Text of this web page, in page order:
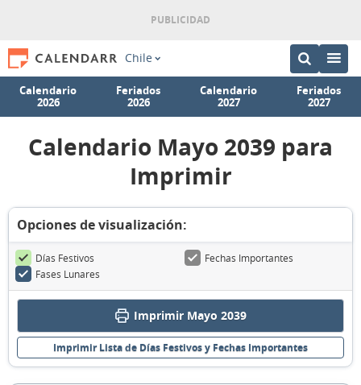
Chile
Calendario
2026
Feriados
2026
Calendario
2027
Feriados
2027
Calendario Mayo 2039 para
Imprimir
Opciones de visualización:
Días Festivos
Fechas Importantes
Fases Lunares
Imprimir Mayo 2039
Imprimir Lista de Días Festivos y Fechas Importantes